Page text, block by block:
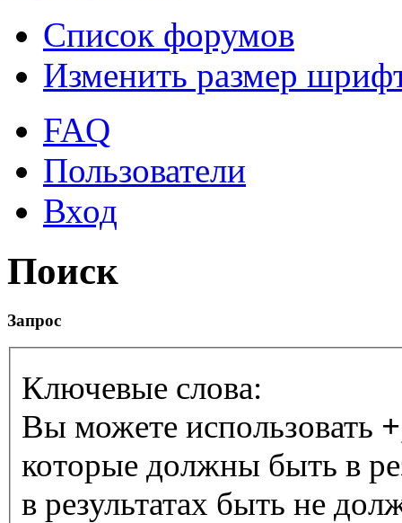
Список форумов
Изменить размер
FAQ
Пользователи
Вход
Поиск
Запрос
Ключевые слова:
Вы можете использовать +
которые должны быть в
в результатах быть не